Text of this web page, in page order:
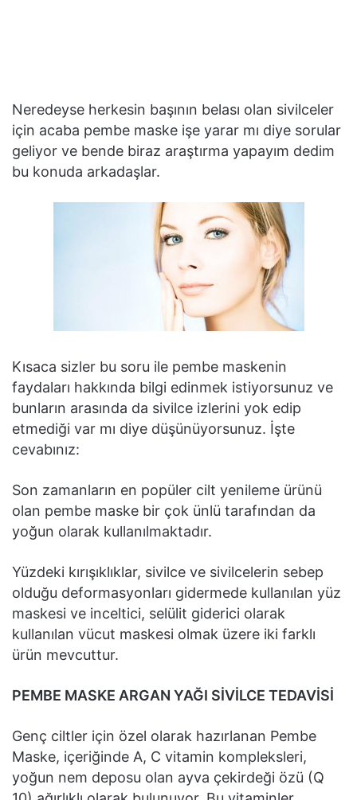
Neredeyse herkesin başının belası olan sivilceler
için acaba pembe maske işe yarar mı diye sorular
geliyor ve bende biraz araştırma yapayım dedim
bu konuda arkadaşlar.
Kısaca sizler bu soru ile pembe maskenin
faydaları hakkında bilgi edinmek istiyorsunuz ve
bunların arasında da sivilce izlerini yok edip
etmediği var mı diye düşünüyorsunuz. İşte
cevabınız:
Son zamanların en popüler cilt yenileme ürünü
olan pembe maske bir çok ünlü tarafından da
yoğun olarak kullanılmaktadır.
Yüzdeki kırışıklıklar, sivilce ve sivilcelerin sebep
olduğu deformasyonları gidermede kullanılan yüz
maskesi ve inceltici, selülit giderici olarak
kullanılan vücut maskesi olmak üzere iki farklı
ürün mevcuttur.
PEMBE MASKE ARGAN YAĞI SİVİLCE TEDAVİSİ
Genç ciltler için özel olarak hazırlanan Pembe
Maske, içeriğinde A, C vitamin kompleksleri,
yoğun nem deposu olan ayva çekirdeği özü (Q